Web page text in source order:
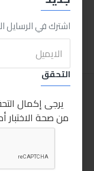
اشترك في الرسايل
التحقق
يرجى إكمال
من صحة الاختبار
65.00LE
اضافة للسلة